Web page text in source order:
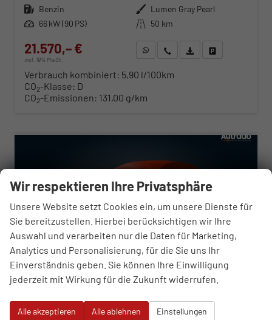
Kraftstoff Benzin Außenfarbe Lumen Gray Pearl
Leistung 66 kW (90 PS) Kilometerstand 50 km
21.570,– €
incl. 19% MwSt.
WhatsApp anfragen
Wir rufen Sie anFahrzeugexposé (PDF)
Verbrauch kombiniert: 5,90 l/100km
CO2-Klasse: D
CO2-Emissionen: 131,00 g/km
Hyundai i20
Wir respektieren Ihre Privatsphäre
Unsere Website setzt Cookies ein, um unsere Dienste für
Sie bereitzustellen. Hierbei berücksichtigen wir Ihre
Auswahl und verarbeiten nur die Daten für Marketing,
Analytics und Personalisierung, für die Sie uns Ihr
Einverständnis geben. Sie können Ihre Einwilligung
jederzeit mit Wirkung für die Zukunft widerrufen.
Alle akzeptieren Alle ablehnen Einstellungen